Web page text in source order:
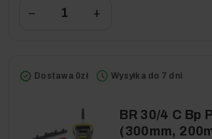
− +
Dostawa 0zł Wysyłka do 7 dni
BR 30/4 C Bp
(300mm,